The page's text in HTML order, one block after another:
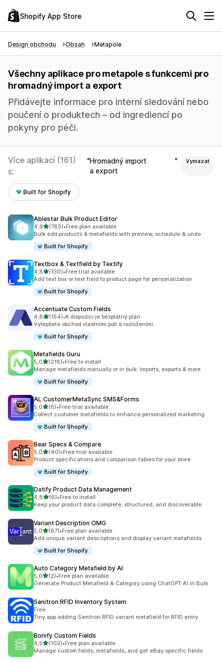
Shopify App Store
Design obchodu Obsah Metapole
Všechny aplikace pro metapole s funkcemi pro
hromadný import a export
Přidávejte informace pro interní sledování nebo
poučení o produktech – od ingrediencí po
pokyny pro péči.
Více aplikací (161)
s:
Hromadný import
a export
Vymazat
Built for Shopify
Ablestar Bulk Product Editor
4,9z 5 hvězd
(785)
Celkový počet recenzí: 785
•Free plan available
Bulk edit products & metafields with preview, schedule & undo
Built for Shopify
Textbox & Textfield by Textify
4,8z 5 hvězd
(130)
Celkový počet recenzí: 130
•Free trial available
Add text box or text field to product page for personalization
Built for Shopify
Accentuate Custom Fields
4,8z 5 hvězd
(154)
Celkový počet recenzí: 154
•K dispozici je bezplatný plán
Vylepšete obchod vlastními poli a rozloženími.
Built for Shopify
Metafields Guru
5,0z 5 hvězd
(218)
Celkový počet recenzí: 218
•Free to install
Manage metafields manually or in bulk. Imports, exports & more
Built for Shopify
AL CustomerMetaSync SMS&Forms
5,0z 5 hvězd
(6)
Celkový počet recenzí: 6
•Free trial available
Collect customer metafields to enhance personalized marketing
Built for Shopify
Bear Specs & Compare
5,0z 5 hvězd
(40)
Celkový počet recenzí: 40
•Free trial available
Product specifications and comparison tables for your store
Built for Shopify
Datify Product Data Management
4,8z 5 hvězd
(6)
Celkový počet recenzí: 6
•Free to install
Keep your product data complete, structured, and discoverable
Variant Description OMG
5,0z 5 hvězd
(67)
Celkový počet recenzí: 67
•Free plan available
Add unique variant descriptions and display variant metafields
Built for Shopify
Auto Category Metafield by AI
5,0z 5 hvězd
(2)
Celkový počet recenzí: 2
•Free plan available
Generate Product Metafield & Category using ChatGPT AI in Bulk
Senitron RFID Inventory System
Free
Tiny app adding Senitron RFID variant metafield for RFID entry
Bonify Custom Fields
4,5z 5 hvězd
(102)
Celkový počet recenzí: 102
•Free plan available
Manage custom fields, metafields, and get eBay specific fields